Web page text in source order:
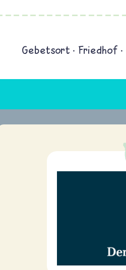
Gebetsort Friedhof